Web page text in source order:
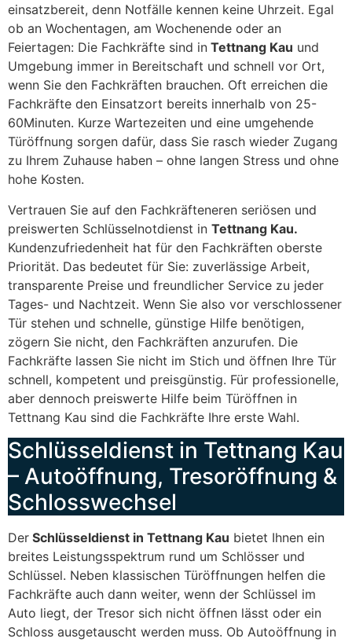
einsatzbereit, denn Notfälle kennen keine Uhrzeit. Egal
ob an Wochentagen, am Wochenende oder an
Feiertagen: Die Fachkräfte sind in Tettnang Kau und
Umgebung immer in Bereitschaft und schnell vor Ort,
wenn Sie den Fachkräften brauchen. Oft erreichen die
Fachkräfte den Einsatzort bereits innerhalb von 25-
60Minuten. Kurze Wartezeiten und eine umgehende
Türöffnung sorgen dafür, dass Sie rasch wieder Zugang
zu Ihrem Zuhause haben – ohne langen Stress und ohne
hohe Kosten.
Vertrauen Sie auf den Fachkräfteneren seriösen und
preiswerten Schlüsselnotdienst in Tettnang Kau.
Kundenzufriedenheit hat für den Fachkräften oberste
Priorität. Das bedeutet für Sie: zuverlässige Arbeit,
transparente Preise und freundlicher Service zu jeder
Tages- und Nachtzeit. Wenn Sie also vor verschlossener
Tür stehen und schnelle, günstige Hilfe benötigen,
zögern Sie nicht, den Fachkräften anzurufen. Die
Fachkräfte lassen Sie nicht im Stich und öffnen Ihre Tür
schnell, kompetent und preisgünstig. Für professionelle,
aber dennoch preiswerte Hilfe beim Türöffnen in
Tettnang Kau sind die Fachkräfte Ihre erste Wahl.
Schlüsseldienst in Tettnang Kau
– Autoöffnung, Tresoröffnung &
Schlosswechsel
Der Schlüsseldienst in Tettnang Kau bietet Ihnen ein
breites Leistungsspektrum rund um Schlösser und
Schlüssel. Neben klassischen Türöffnungen helfen die
Fachkräfte auch dann weiter, wenn der Schlüssel im
Auto liegt, der Tresor sich nicht öffnen lässt oder ein
Schloss ausgetauscht werden muss. Ob Autoöffnung in